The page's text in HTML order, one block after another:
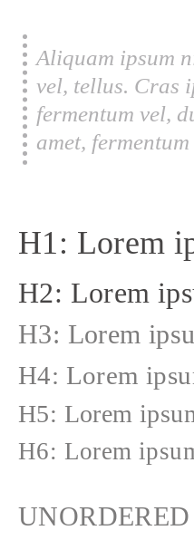
Aliquam ipsum
vel, tellus. Cras
fermentum vel,
amet,
H1: Lorem
H2: Lorem
H3: Lorem
H4: Lorem
H5: Lorem
H6: Lorem